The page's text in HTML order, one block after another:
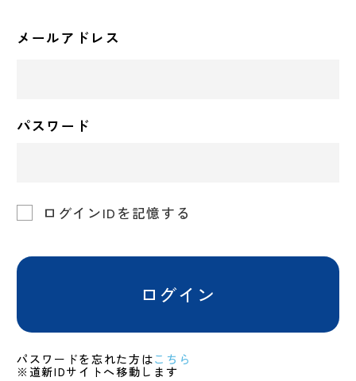
メールアドレス
パスワード
ログインIDを記憶する
ログイン
パスワードを忘れた方はこちら
※道新IDサイトへ移動します